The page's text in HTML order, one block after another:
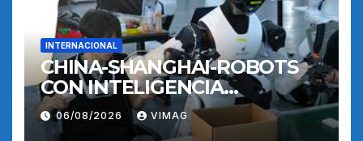
INTERNACIONAL
CHINA-SHANGHAI-ROBOTS
CON INTELIGENCIA
INCORPORADA-
ENTRENAMIENTO
06/08/2026 VIMAG